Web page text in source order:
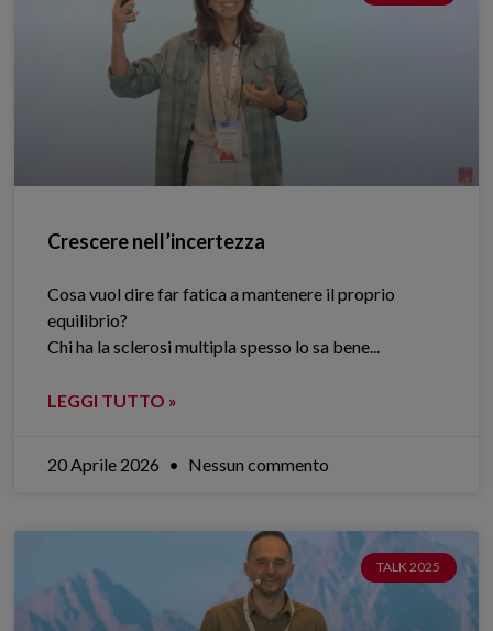
Crescere nell’incertezza
Cosa vuol dire far fatica a mantenere il proprio
equilibrio?
Chi ha la sclerosi multipla spesso lo sa bene.​..
LEGGI TUTTO »
20 Aprile 2026 Nessun commento
TALK 2025